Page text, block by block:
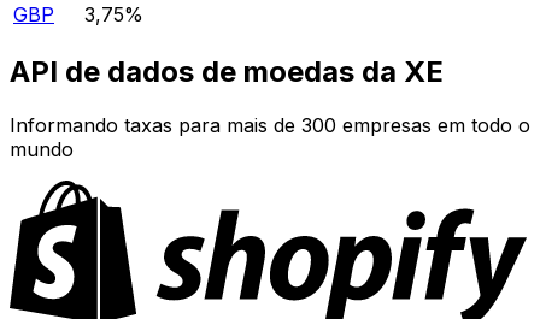
GBP
3,75%
API de dados de moedas da XE
Informando taxas para mais de 300 empresas em todo o
mundo